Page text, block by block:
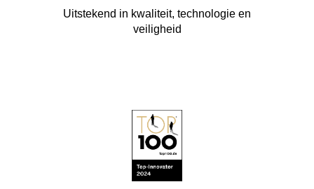
Uitstekend in kwaliteit, technologie en
veiligheid